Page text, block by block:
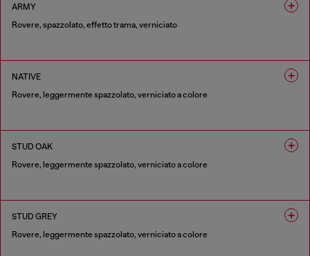
ARMY
Rovere, spazzolato, effetto trama, verniciato
NATIVE
Rovere, leggermente spazzolato, verniciato a colore
STUD OAK
Rovere, leggermente spazzolato, verniciato a colore
STUD GREY
Rovere, leggermente spazzolato, verniciato a colore